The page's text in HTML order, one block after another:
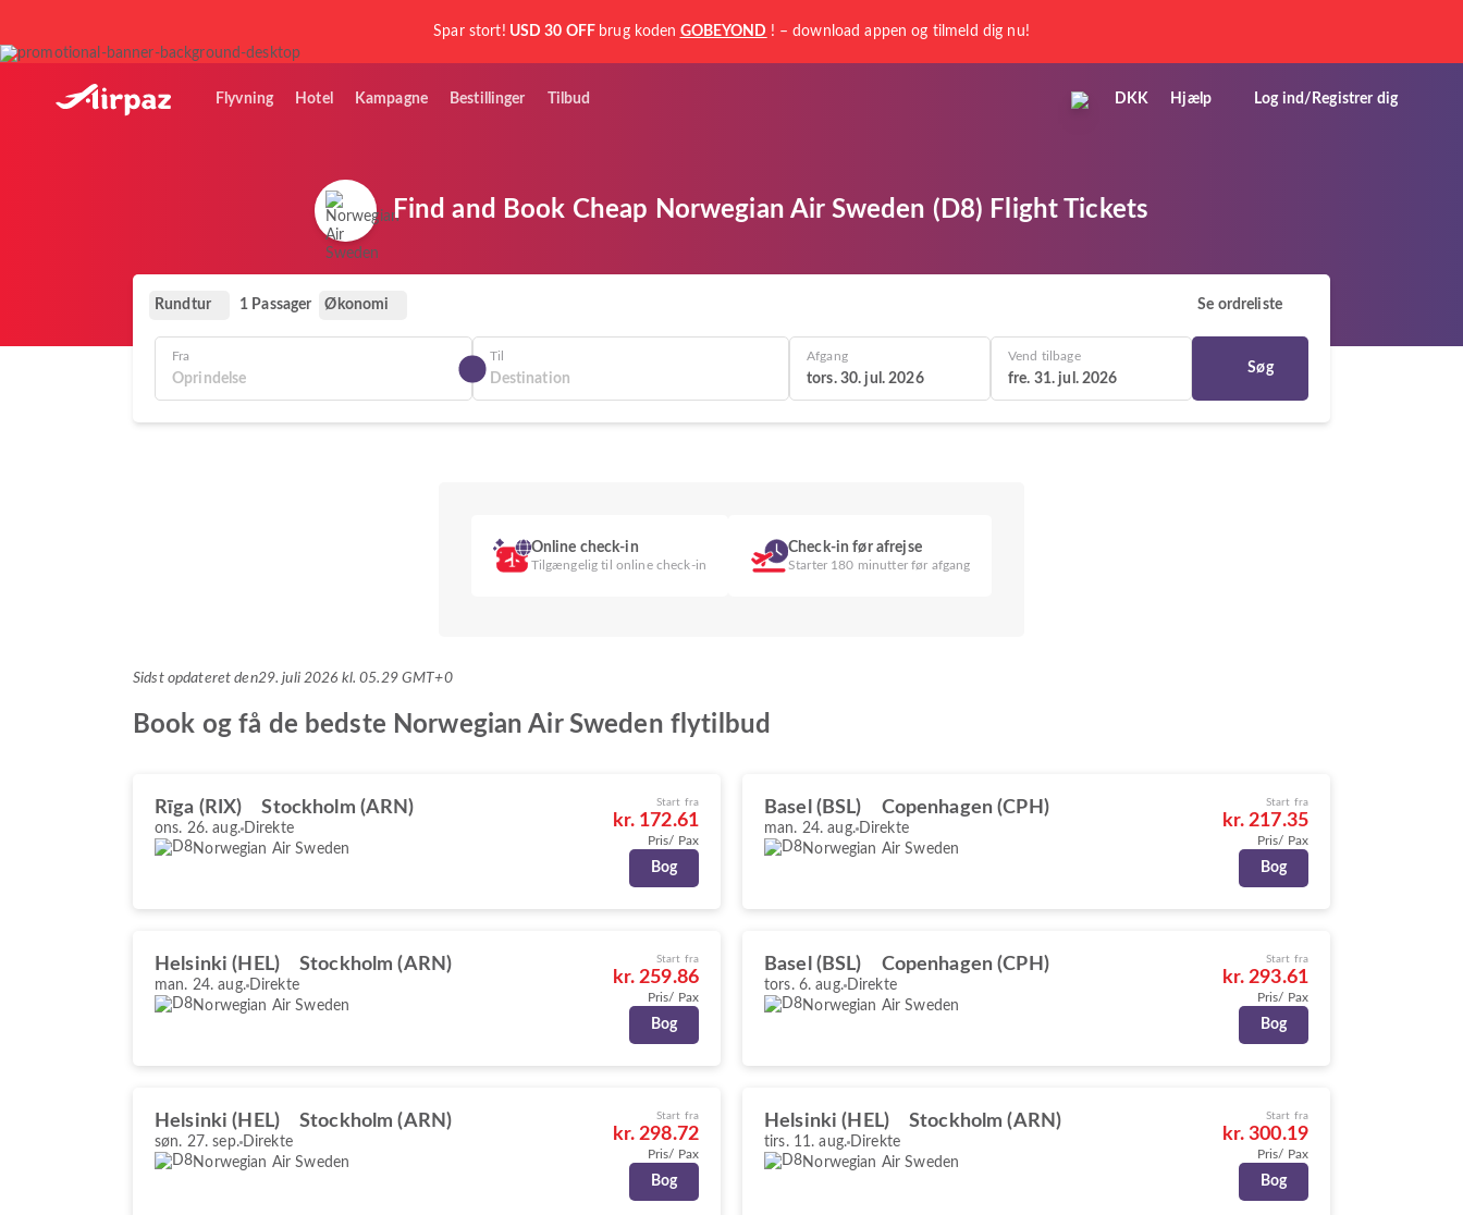
Spar stort! USD 30 OFF brug koden GOBEYOND ! – download appen og tilmeld dig nu!
Flyvning Hotel Kampagne Bestillinger Tilbud DKK Hjælp Log ind/Registrer dig
Find and Book Cheap Norwegian Air Sweden (D8) Flight Tickets
Rundtur 1 Passager Økonomi Se ordreliste
Fra Til Afgang
tors. 30. jul. 2026
Vend tilbage
fre. 31. jul. 2026
Søg
Online check-in
Tilgængelig til online check-in
Check-in før afrejse
Starter 180 minutter før afgang
Sidst opdateret den29. juli 2026 kl. 05.29 GMT+0
Book og få de bedste Norwegian Air Sweden flytilbud
Rīga (RIX) Stockholm (ARN)
ons. 26. aug. Direkte
Norwegian Air Sweden
Start fra
kr. 172.61
Pris/ Pax
Bog
Basel (BSL) Copenhagen (CPH)
man. 24. aug. Direkte
Norwegian Air Sweden
Start fra
kr. 217.35
Pris/ Pax
Bog
Helsinki (HEL) Stockholm (ARN)
man. 24. aug. Direkte
Norwegian Air Sweden
Start fra
kr. 259.86
Pris/ Pax
Bog
Basel (BSL) Copenhagen (CPH)
tors. 6. aug. Direkte
Norwegian Air Sweden
Start fra
kr. 293.61
Pris/ Pax
Bog
Helsinki (HEL) Stockholm (ARN)
søn. 27. sep. Direkte
Norwegian Air Sweden
Start fra
kr. 298.72
Pris/ Pax
Bog
Helsinki (HEL) Stockholm (ARN)
tirs. 11. aug. Direkte
Norwegian Air Sweden
Start fra
kr. 300.19
Pris/ Pax
Bog